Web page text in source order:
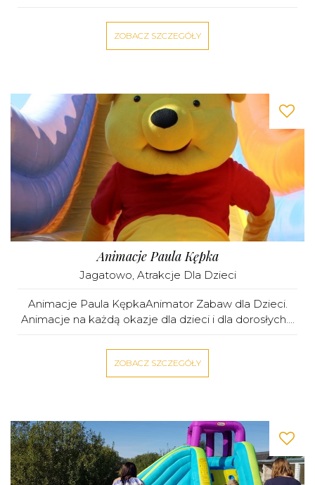
ZOBACZ SZCZEGÓŁY
Animacje Paula Kępka
Jagatowo Atrakcje Dla Dzieci
Animacje Paula KępkaAnimator Zabaw dla Dzieci.
Animacje na każdą okazje dla dzieci i dla dorosłych....
ZOBACZ SZCZEGÓŁY